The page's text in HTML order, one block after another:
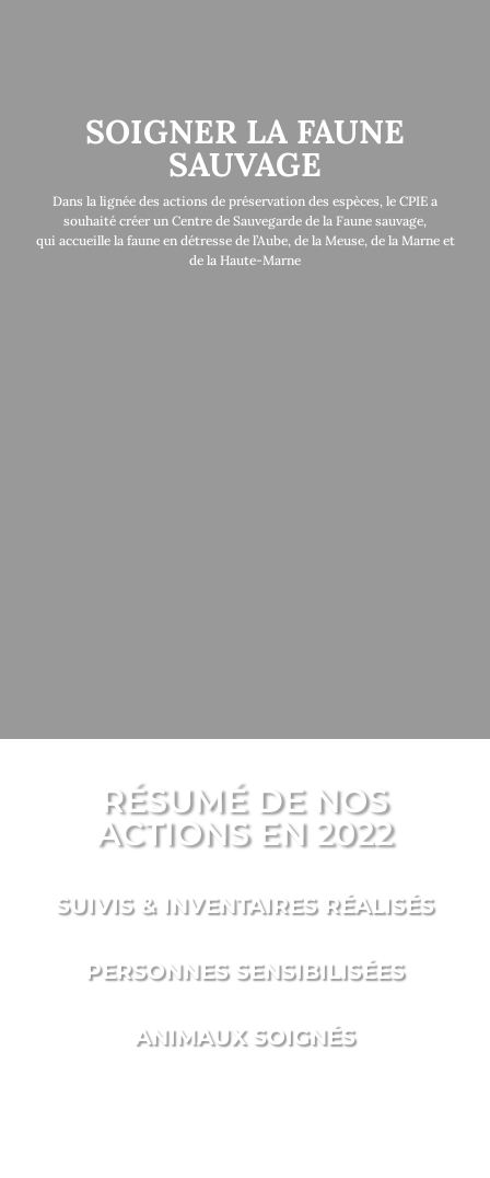
SOIGNER LA FAUNE
SAUVAGE
Dans la lignée des actions de préservation des espèces, le CPIE a
souhaité créer un Centre de Sauvegarde de la Faune sauvage,
qui accueille la faune en détresse de l’Aube, de la Meuse, de la Marne et
de la Haute-Marne
RÉSUMÉ DE NOS
ACTIONS EN 2022
SUIVIS & INVENTAIRES RÉALISÉS
PERSONNES SENSIBILISÉES
ANIMAUX SOIGNÉS